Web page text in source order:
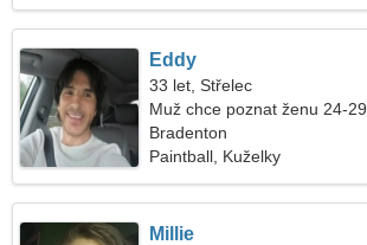
Eddy
33 let, Střelec
Muž chce poznat ženu 24-29
Bradenton
Paintball, Kuželky
Millie